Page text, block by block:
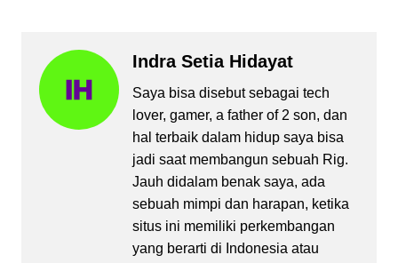
Indra Setia Hidayat
Saya bisa disebut sebagai tech
lover, gamer, a father of 2 son, dan
hal terbaik dalam hidup saya bisa
jadi saat membangun sebuah Rig.
Jauh didalam benak saya, ada
sebuah mimpi dan harapan, ketika
situs ini memiliki perkembangan
yang berarti di Indonesia atau